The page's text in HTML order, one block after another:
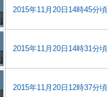
2015年11月20日14時45分頃
2015年11月20日14時31分頃
2015年11月20日12時37分頃